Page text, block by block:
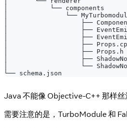
│           └── components
│               └──
│                   ├──
│                   ├──
│                   ├──
│                   ├──
│                   ├── Props.h
│                   ├──
│                   └──
└── schema.json
Java 不能像 Objective-C++ 那样
需要注意的是，TurboModule 和